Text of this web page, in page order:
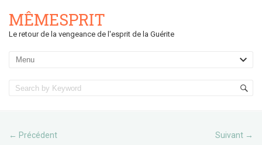
MÊMESPRIT
Le retour de la vengeance de l'esprit de la Guérite
← Précédent Suivant →